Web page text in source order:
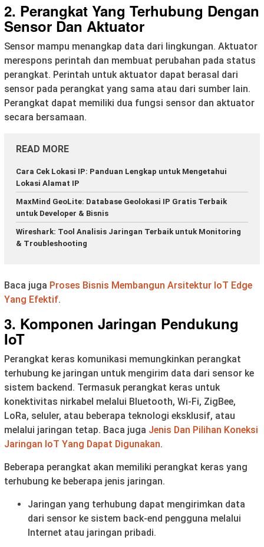
2. Perangkat Yang Terhubung Dengan
Sensor Dan Aktuator
Sensor mampu menangkap data dari lingkungan. Aktuator
merespons perintah dan membuat perubahan pada status
perangkat. Perintah untuk aktuator dapat berasal dari
sensor pada perangkat yang sama atau dari sumber lain.
Perangkat dapat memiliki dua fungsi sensor dan aktuator
secara bersamaan.
READ MORE
Cara Cek Lokasi IP: Panduan Lengkap untuk Mengetahui
Lokasi Alamat IP
MaxMind GeoLite: Database Geolokasi IP Gratis Terbaik
untuk Developer & Bisnis
Wireshark: Tool Analisis Jaringan Terbaik untuk Monitoring
& Troubleshooting
Baca juga Proses Bisnis Membangun Arsitektur IoT Edge
Yang Efektif.
3. Komponen Jaringan Pendukung
IoT
Perangkat keras komunikasi memungkinkan perangkat
terhubung ke jaringan untuk mengirim data dari sensor ke
sistem backend. Termasuk perangkat keras untuk
konektivitas nirkabel melalui Bluetooth, Wi-Fi, ZigBee,
LoRa, seluler, atau beberapa teknologi eksklusif, atau
melalui jaringan tetap. Baca juga Jenis Dan Pilihan Koneksi
Jaringan IoT Yang Dapat Digunakan.
Beberapa perangkat akan memiliki perangkat keras yang
terhubung ke beberapa jenis jaringan.
Jaringan yang terhubung dapat mengirimkan data
dari sensor ke sistem back-end pengguna melalui
Internet atau jaringan pribadi.